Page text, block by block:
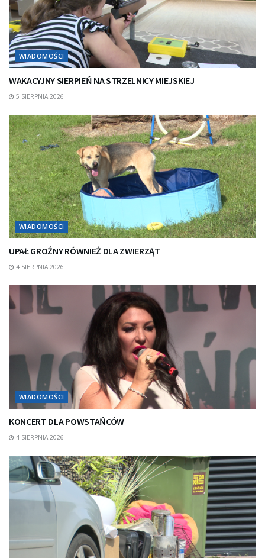
WIADOMOŚCI
WAKACYJNY SIERPIEŃ NA STRZELNICY MIEJSKIEJ
5 SIERPNIA 2026
WIADOMOŚCI
UPAŁ GROŹNY RÓWNIEŻ DLA ZWIERZĄT
4 SIERPNIA 2026
WIADOMOŚCI
KONCERT DLA POWSTAŃCÓW
4 SIERPNIA 2026